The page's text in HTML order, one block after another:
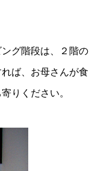
グ階段は、２階の
ば、お母さんが食
りください。